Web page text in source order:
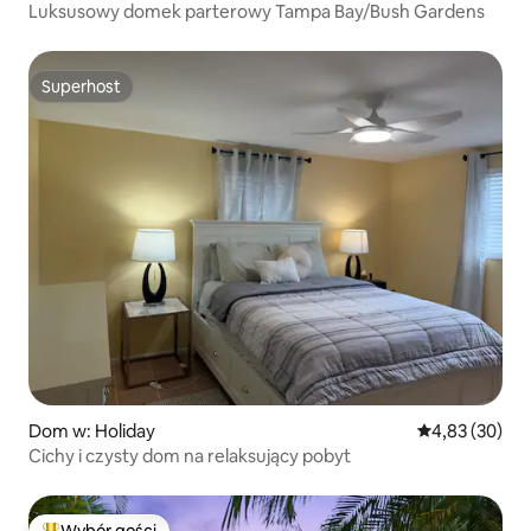
Luksusowy domek parterowy Tampa Bay/Bush Gardens
Superhost
Superhost
Dom w: Holiday Średnia
4,83 (30)
Cichy i czysty dom na relaksujący pobyt